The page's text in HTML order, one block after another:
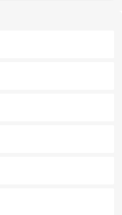
元の風情を楽しめる外せないスポット